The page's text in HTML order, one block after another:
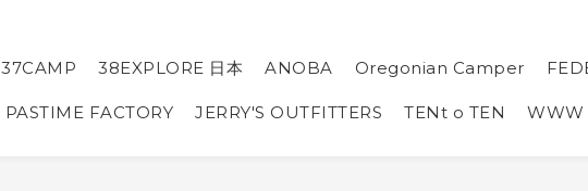
37CAMP 38EXPLORE 日本 ANOBA Oregonian Camper
PASTIME FACTORY JERRY'S OUTFITTERS TENt o TEN WWW